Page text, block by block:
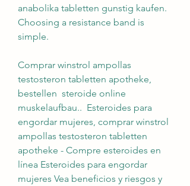
anabolika tabletten gunstig kaufen.
Choosing a resistance band is
simple.
Comprar winstrol ampollas
testosteron tabletten apotheke,
bestellen  steroide online
muskelaufbau..  Esteroides para
engordar mujeres, comprar winstrol
ampollas testosteron tabletten
apotheke - Compre esteroides en
línea Esteroides para engordar
mujeres Vea beneficios y riesgos y